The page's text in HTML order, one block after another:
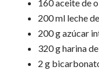
160 aceite de
200 ml leche
200 g azúcar
320 g harina
2 g